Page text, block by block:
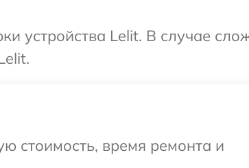
устройства Lelit. В случае
стоимость, время ремонта и